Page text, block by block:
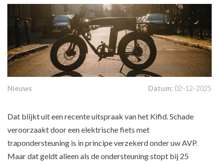
Nieuws Datum: 02-12-2025
Dat blijkt uit een recente uitspraak van het Kifid. Schade
veroorzaakt door een elektrische fiets met
trapondersteuning is in principe verzekerd onder uw AVP.
Maar dat geldt alleen als de ondersteuning stopt bij 25